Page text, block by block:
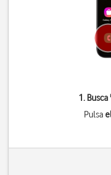
1. Busca
Pulsa